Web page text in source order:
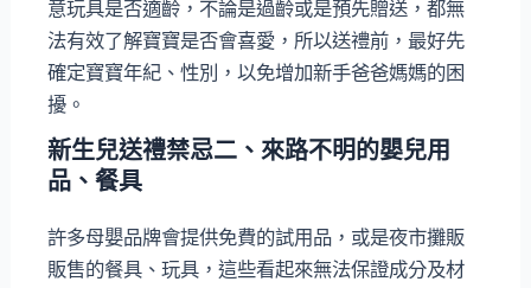
意玩具是否適齡，不論是過齡或是預先贈送，都無
法有效了解寶寶是否會喜愛，所以送禮前，最好先
確定寶寶年紀、性別，以免增加新手爸爸媽媽的困
擾。
新生兒送禮禁忌二、來路不明的嬰兒用
品、餐具
許多母嬰品牌會提供免費的試用品，或是夜市攤販
販售的餐具、玩具，這些看起來無法保證成分及材